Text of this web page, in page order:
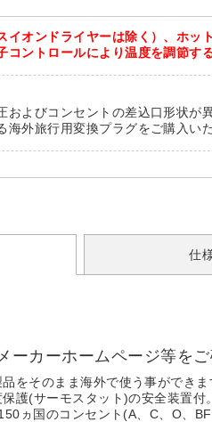
イオンドライヤーは除く）、ホッ
コントロールにより温度を調節す
およびコンセントの差込口形状が
海外旅行用変換プラグをご購入い
仕
カーホームページ等をご
をそのまま海外で使う事ができま
護(サーモスタット)の安全装置付。
ヵ国のコンセント(A、C、O、BF